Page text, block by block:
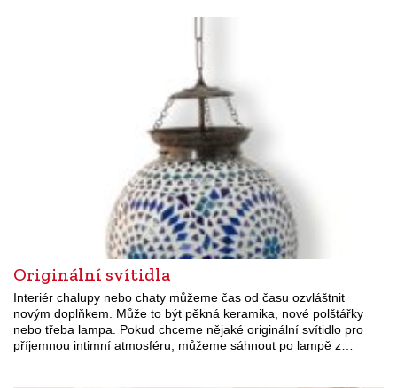
Originální svítidla
Interiér chalupy nebo chaty můžeme čas od času ozvláštnit
novým doplňkem. Může to být pěkná keramika, nové polštářky
nebo třeba lampa. Pokud chceme nějaké originální svítidlo pro
příjemnou intimní atmosféru, můžeme sáhnout po lampě z…